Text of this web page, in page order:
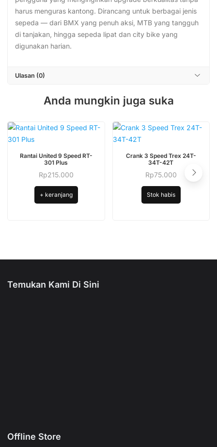
harus menguras kantong. Dirancang untuk berbagai jenis
sepeda — dari BMX yang penuh aksi, MTB yang tangguh
di tanjakan, hingga sepeda lipat dan city bike yang
digunakan harian.
Ulasan (0)
Anda mungkin juga suka
Rantai United 9 Speed RT-
301 Plus
Rp215.000
+ keranjang
Crank 3 Speed Trex 24T-
34T-42T
Rp75.000
Stok habis
Temukan Kami Di Sini
Offline Store